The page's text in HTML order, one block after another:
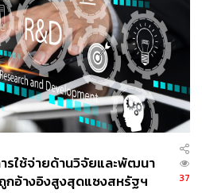
STANDARD WEALTH
สะดวกหรือใช้งานอยู่แล้วได้เลย
7-Eleven
ผู้บริโภค
ใช้จ่ายด้านวิจัยและพัฒนา
กอ้างอิงสูงสุดแซงสหรัฐฯ
37